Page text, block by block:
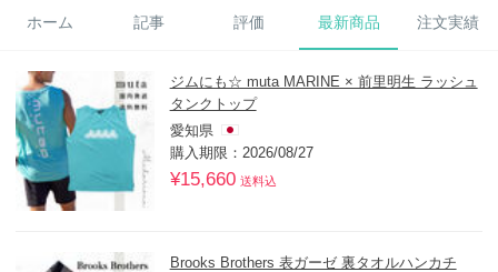
ホーム 記事 評価 最新商品 注文実績
ジムにも☆ muta MARINE × 前里明生 ラッシュ
タンクトップ
愛知県
購入期限：2026/08/27
¥15,660 送料込
Brooks Brothers 表ガーゼ 裏タオルハンカチ